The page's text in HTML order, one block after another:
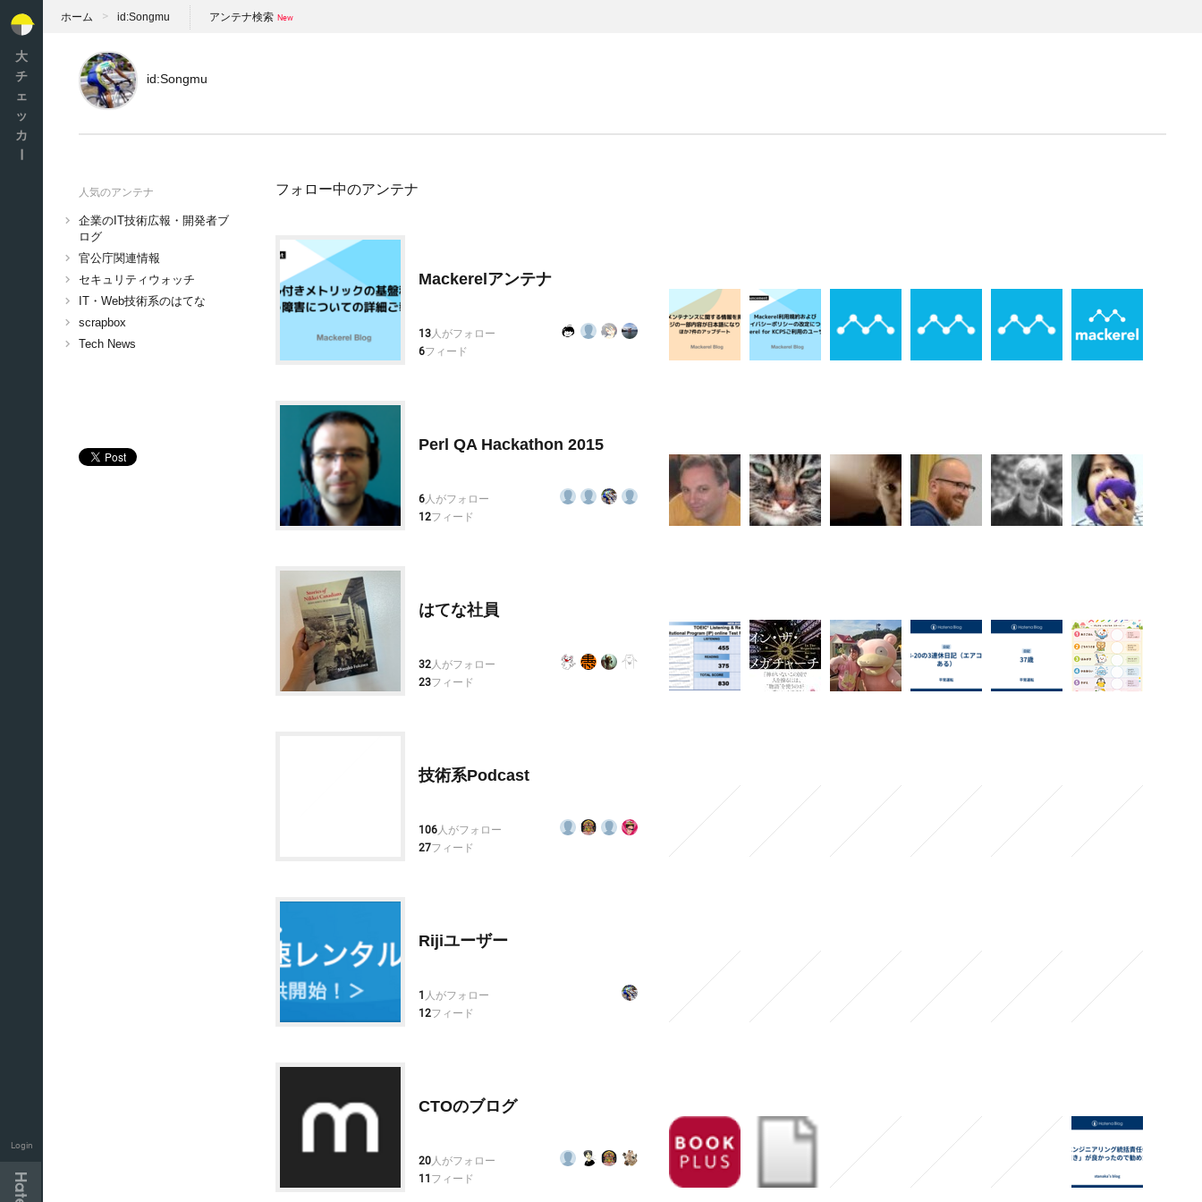
大
チ
ェ
ッ
カ
Login
ホーム id:Songmu アンテナ検索
id:Songmu
人気のアンテナ
企業のIT技術広報・開発者ブ
ログ
官公庁関連情報
セキュリティウォッチ
IT・Web技術系のはてな
scrapbox
Tech News
フォロー中のアンテナ
Mackerelアンテナ
13人がフォロー
6フィード
Perl QA Hackathon 2015
6人がフォロー
12フィード
はてな社員
32人がフォロー
23フィード
技術系Podcast
106人がフォロー
27フィード
Rijiユーザー
1 人がフォロー
12フィード
CTOのブログ
20人がフォロー
11 フィード